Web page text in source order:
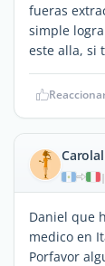
fueras
simple
este alla, si
|
Daniel que
medico en
Porfavor